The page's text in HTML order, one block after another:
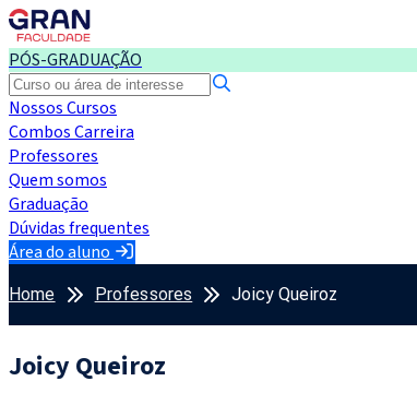
PÓS-GRADUAÇÃO
Nossos Cursos
Combos Carreira
Professores
Quem somos
Graduação
Dúvidas frequentes
Área do aluno
Home Professores Joicy Queiroz
Joicy Queiroz